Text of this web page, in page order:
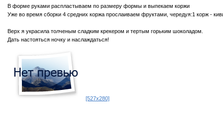
В форме руками распластываем по размеру формы и выпекаем коржи
Уже во время сборки 4 средних коржа прослаиваем фруктами, чередуя:1 корж -
Верх я украсила толченым сладким крекером и тертым горьким шоколадом.
Дать настояться ночку и наслаждаться!
[527x280]